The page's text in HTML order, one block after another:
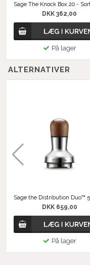
DKK 362,00
På lager
ALTERNATIVER
DKK 659,00
På lager